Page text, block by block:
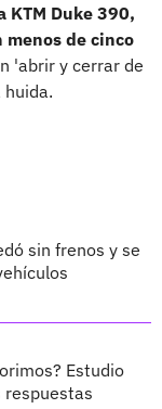
KTM Duke 390,
de cinco
'abrir y cerrar de
huida.
sin frenos y se
Estudio